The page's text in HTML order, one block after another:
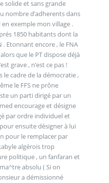
solide et sans grande
nombre d’adherents dans
en exemple mon village .
1850 habitants dont la
Etonnant encore , le FNA
que le PT dispose déjà
grave , n’est ce pas !
cadre de la démocratie ,
le FFS ne prône
un parti dirigé par un
encourage et désigne
par ordre individuel et
ensuite désigner à lui
pour le remplacer par
algérois trop
politique , un fanfaran et
absolu ( Si on
a démissionné